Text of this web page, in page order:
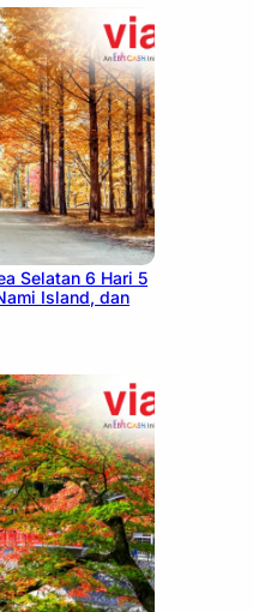
Selatan 6 Hari 5
Island, dan